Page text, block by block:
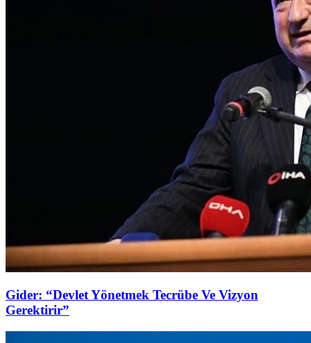
Gider: “Devlet Yönetmek Tecrübe Ve Vizyon
Gerektirir”